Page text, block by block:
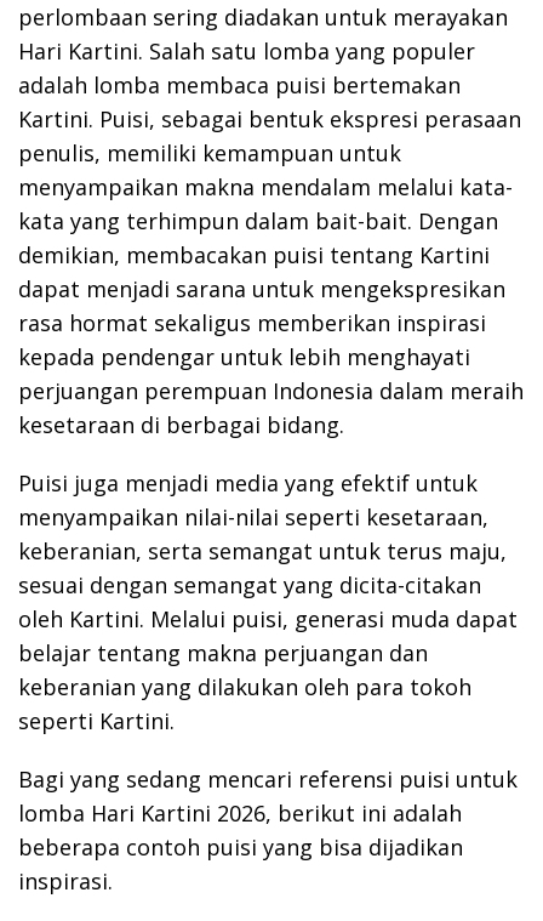
perlombaan sering diadakan untuk merayakan
Hari Kartini. Salah satu lomba yang populer
adalah lomba membaca puisi bertemakan
Kartini. Puisi, sebagai bentuk ekspresi perasaan
penulis, memiliki kemampuan untuk
menyampaikan makna mendalam melalui kata-
kata yang terhimpun dalam bait-bait. Dengan
demikian, membacakan puisi tentang Kartini
dapat menjadi sarana untuk mengekspresikan
rasa hormat sekaligus memberikan inspirasi
kepada pendengar untuk lebih menghayati
perjuangan perempuan Indonesia dalam meraih
kesetaraan di berbagai bidang.
Puisi juga menjadi media yang efektif untuk
menyampaikan nilai-nilai seperti kesetaraan,
keberanian, serta semangat untuk terus maju,
sesuai dengan semangat yang dicita-citakan
oleh Kartini. Melalui puisi, generasi muda dapat
belajar tentang makna perjuangan dan
keberanian yang dilakukan oleh para tokoh
seperti Kartini.
Bagi yang sedang mencari referensi puisi untuk
lomba Hari Kartini 2026, berikut ini adalah
beberapa contoh puisi yang bisa dijadikan
inspirasi.